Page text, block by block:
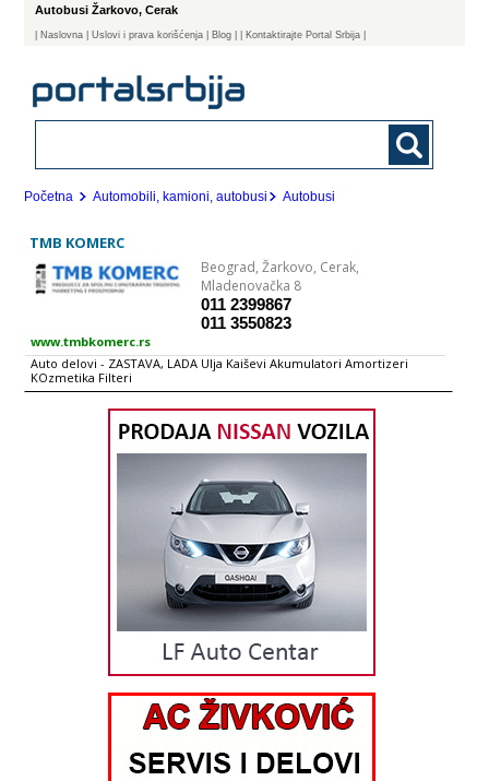
Autobusi Žarkovo, Cerak
Naslovna | Uslovi i prava korišćenja Blog | Kontaktirajte Portal Srbija |
Početna Automobili, kamioni, autobusi Autobusi
TMB KOMERC
Beograd,Žarkovo, Cerak,
Mladenovačka 8
011 2399867
011 3550823
www.tmbkomerc.rs
Auto delovi - ZASTAVA, LADA Ulja Kaiševi Akumulatori Amortizeri
KOzmetika Filteri